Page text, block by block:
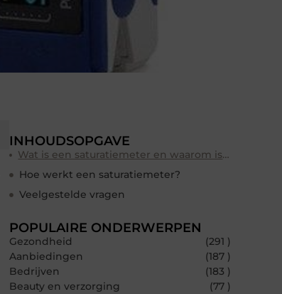
INHOUDSOPGAVE
Wat is een saturatiemeter en waarom is het belangrijk?
Hoe werkt een saturatiemeter?
Veelgestelde vragen
POPULAIRE ONDERWERPEN
Gezondheid
(291 )
Aanbiedingen
(187 )
Bedrijven
(183 )
Beauty en verzorging
(77 )